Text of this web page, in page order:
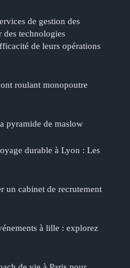
de gestion des
des technologies
de leurs opérations
roulant monopoutre
pyramide de maslow
durable à Lyon : Les
un cabinet de recrutement
à lille : explorez